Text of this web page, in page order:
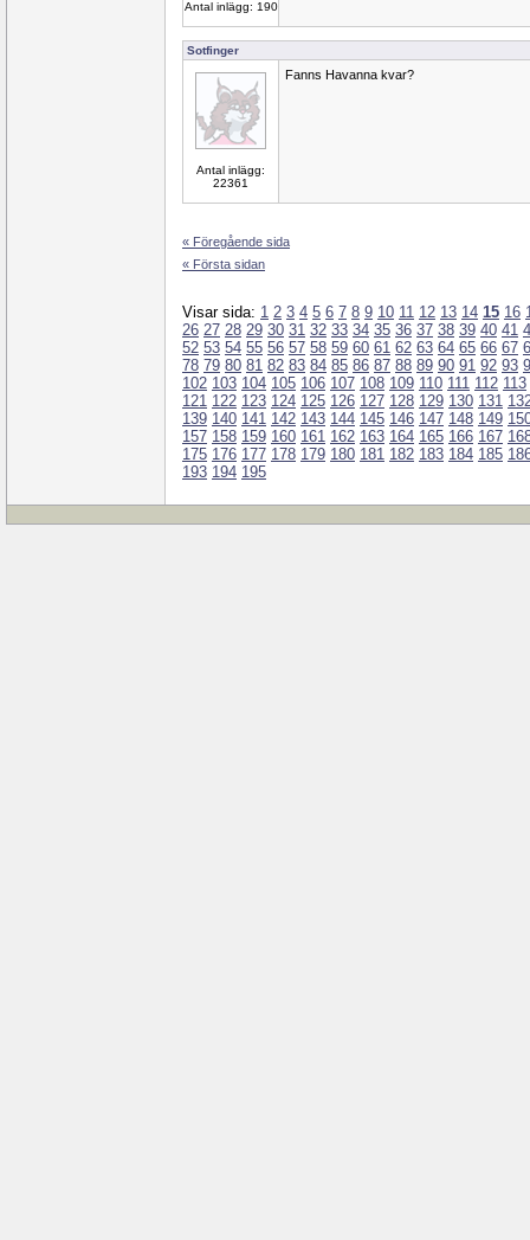
Antal inlägg: 190
Sotfinger
Antal inlägg:
22361
Fanns Havanna kvar?
« Föregående sida
« Första sidan
Visar sida: 1 2 3 4 5 6 7 8 9 10 11 12 13 14 15 16
26 27 28 29 30 31 32 33 34 35 36 37 38 39 40 41
52 53 54 55 56 57 58 59 60 61 62 63 64 65 66 67
78 79 80 81 82 83 84 85 86 87 88 89 90 91 92 93
102 103 104 105 106 107 108 109 110 111 112 113
121 122 123 124 125 126 127 128 129 130 131
139 140 141 142 143 144 145 146 147 148 149
157 158 159 160 161 162 163 164 165 166 167
175 176 177 178 179 180 181 182 183 184 185
193 194 195